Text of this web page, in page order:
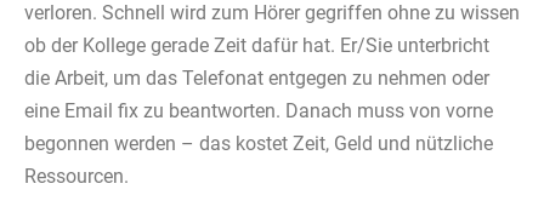
verloren. Schnell wird zum Hörer gegriffen ohne zu wissen
ob der Kollege gerade Zeit dafür hat. Er/Sie unterbricht
die Arbeit, um das Telefonat entgegen zu nehmen oder
eine Email fix zu beantworten. Danach muss von vorne
begonnen werden – das kostet Zeit, Geld und nützliche
Ressourcen.